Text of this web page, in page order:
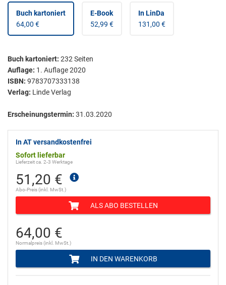
Buch kartoniert
64,00 €
E-Book
52,99 €
In LinDa
131,00 €
Buch kartoniert: 232 Seiten
Auflage: 1. Auflage 2020
ISBN: 9783707333138
Verlag: Linde Verlag
Erscheinungstermin: 31.03.2020
In AT versandkostenfrei
Sofort lieferbar
Lieferzeit ca. 2-3 Werktage
51,20 €
Abo-Preis (inkl. MwSt.)
ALS ABO BESTELLEN
64,00 €
Normalpreis (inkl. MwSt.)
IN DEN WARENKORB